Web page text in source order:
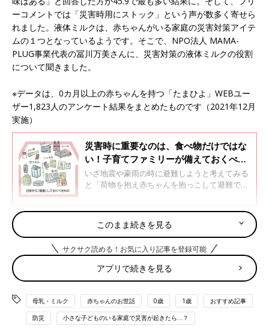
ーコメントでは「災害時用にストック」という声が数多く寄せら
れました。液体ミルクは、赤ちゃんがいる家庭の災害対策アイテ
ムの１つとなっているようです。そこで、NPO法人 MAMA-
PLUG事業代表の冨川万美さんに、災害対策の液体ミルクの役割
について聞きました。
※データは、0カ月以上の赤ちゃんを持つ「たまひよ」WEBユー
ザー1,823人のアンケート結果をまとめたものです（2021年12月
実施）
災害時に重要なのは、食べ物だけではな
い！子育てファミリーが備えておくべき
３つのもの【防災士】
いざ地震や豪雨の時に避難しようと考えてみる
と「荷物を抱え赤ちゃんを抱っこして避難でき
しょうか。コロナ禍での避難は感染症の面でも
心配です。現在小学3年生と10カ月のお孫さん
のお世話もしているという、イラストレーター
で防災士の草野かおるさんに、子育てファミリ
ーの備えについて話を聞きました。
そもそも液体ミルクって？ 日本での歴史はまだ浅い
このまま続きを見る
サクサク読める！お気に入り記事を登録可能
アプリで続きを見る
母乳・ミルク 赤ちゃんのお世話 0歳 1歳 おすすめ記事
防災 小さな子どものいる家庭で災害が起きたら…？